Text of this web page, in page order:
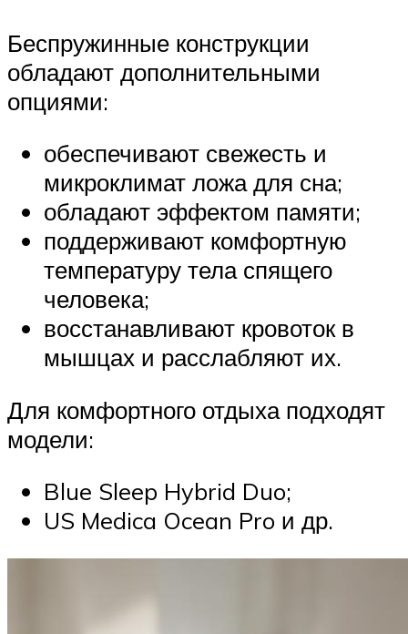
Беспружинные конструкции
обладают дополнительными
опциями:
обеспечивают свежесть и
микроклимат ложа для сна;
обладают эффектом памяти;
поддерживают комфортную
температуру тела спящего
человека;
восстанавливают кровоток в
мышцах и расслабляют их.
Для комфортного отдыха подходят
модели:
Blue Sleep Hybrid Duo;
US Medica Ocean Pro и др.